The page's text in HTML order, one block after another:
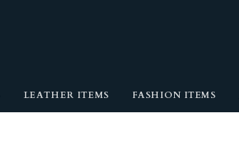
LEATHER ITEMS FASHION ITEMS